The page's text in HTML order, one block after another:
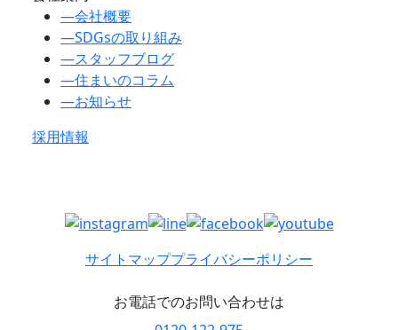
―会社概要
―SDGsの取り組み
―スタッフブログ
―住まいのコラム
―お知らせ
採用情報
サイトマッププライバシーポリシー
お電話でのお問い合わせは